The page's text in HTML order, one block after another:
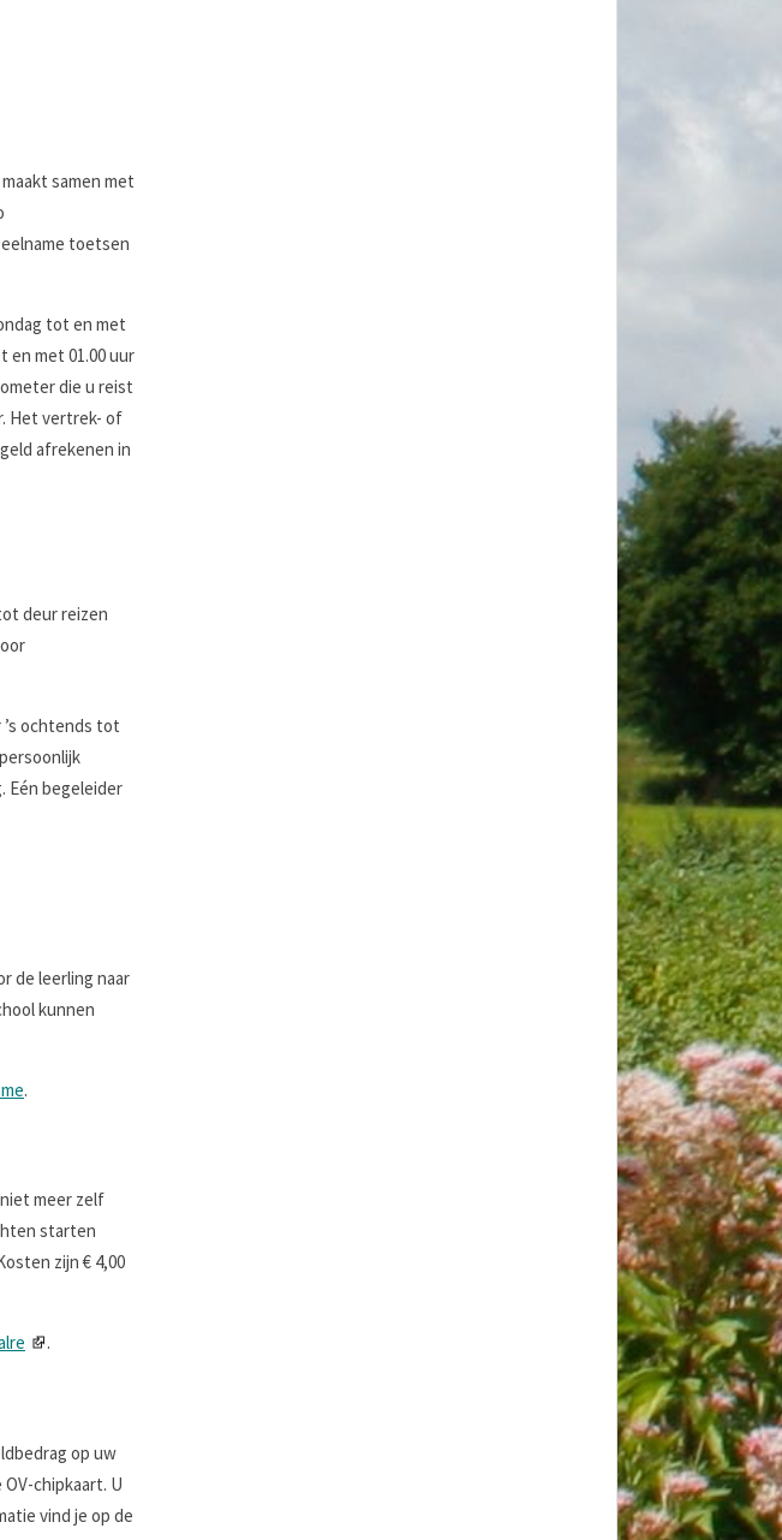
samen met
toetsen
tot en met
en met 01.00 uur
die u reist
Het vertrek- of
afrekenen in
deur reizen
’s ochtends tot
Eén begeleider
de leerling naar
kunnen
.
meer zelf
starten
zijn € 4,00
.
op uw
chipkaart. U
vind je op de